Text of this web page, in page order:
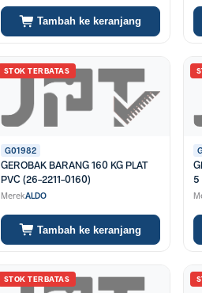
Tambah ke keranjang
STOK TERBATAS
G01982
GEROBAK BARANG 160 KG PLAT
PVC (26-2211-0160)
MerekALDO
Tambah ke keranjang
5
STOK TERBATAS